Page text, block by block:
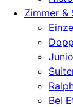
Zimmer &
Bel